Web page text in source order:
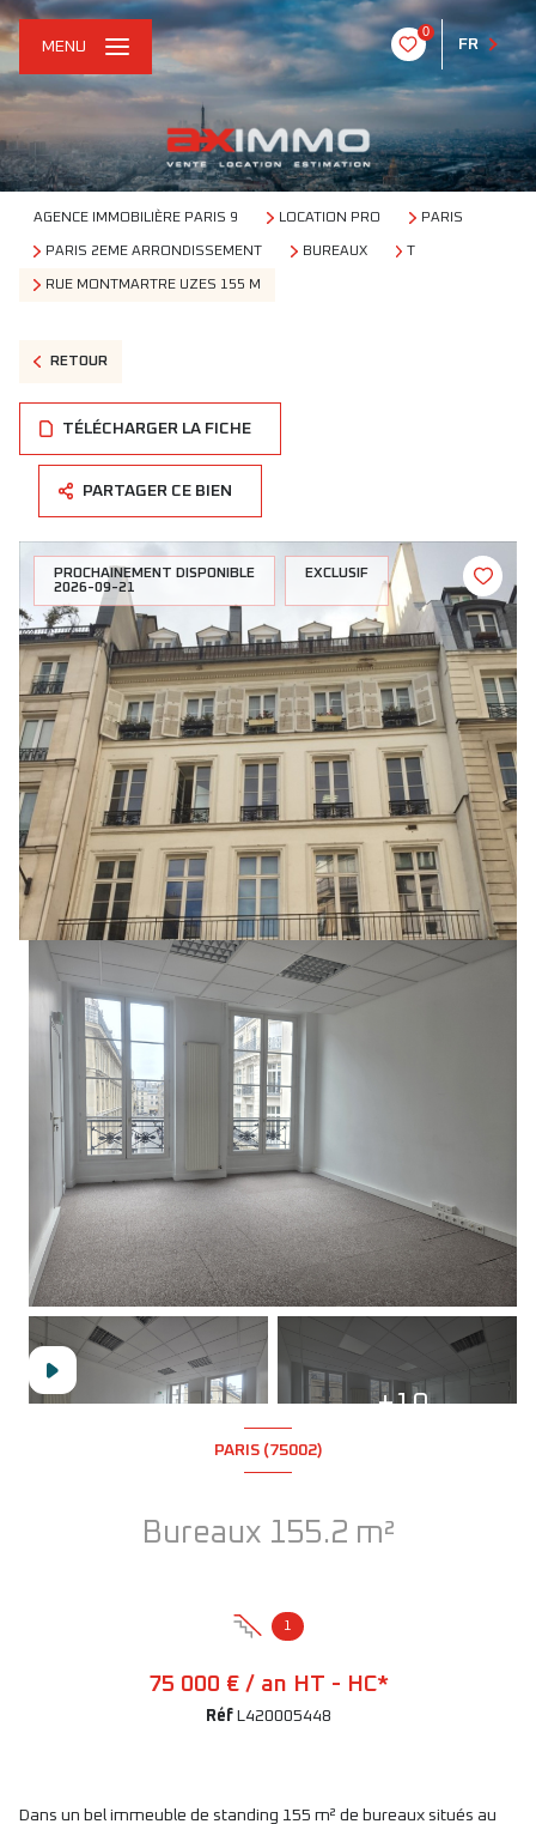
0
FR
MENU
AGENCE IMMOBILIÈRE PARIS 9 LOCATION PRO PARIS
PARIS 2EME ARRONDISSEMENT BUREAUX T
RUE MONTMARTRE UZES 155 M
RETOUR
TÉLÉCHARGER LA FICHE
PARTAGER CE BIEN
PROCHAINEMENT DISPONIBLE
2026-09-21
EXCLUSIF
+10
PARIS (75002)
Bureaux 155.2 m²
1
75 000 € / an HT - HC*
Réf L420005448
Dans un bel immeuble de standing 155 m² de bureaux situés au